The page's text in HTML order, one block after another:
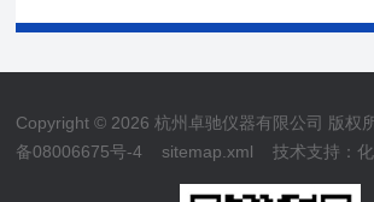
Copyright © 2026 杭州卓驰仪器有限公司 版权
备08006675号-4
sitemap.xml 技术支持：